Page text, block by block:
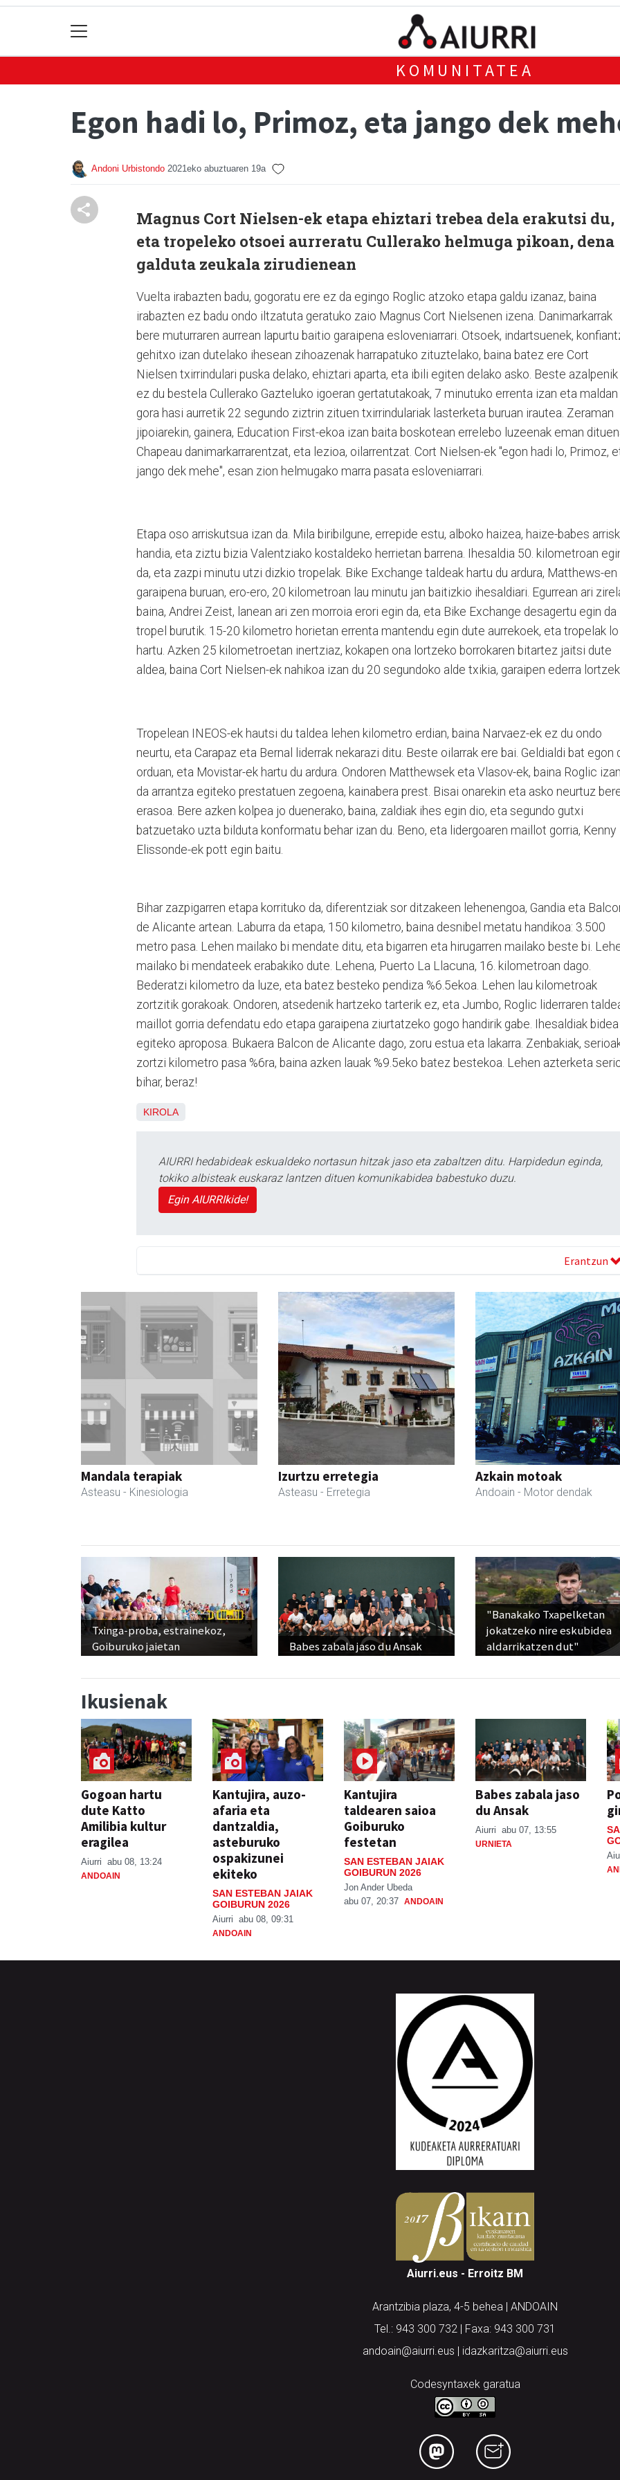
KOMUNITATEA
Egon hadi lo, Primoz, eta jango dek
Andoni Urbistondo 2021eko abuztuaren 19a
Magnus Cort Nielsen-ek etapa ehiztari trebea dela erakutsi du,
eta tropeleko otsoei aurreratu Cullerako helmuga pikoan, dena
galduta zeukala zirudienean
Vuelta irabazten badu, gogoratu ere ez da egingo Roglic atzoko etapa galdu izanaz, baina
irabazten ez badu ondo iltzatuta geratuko zaio Magnus Cort Nielsenen izena. Danimarkarrak
bere muturraren aurrean lapurtu baitio garaipena esloveniarrari. Otsoek, indartsuenek,
gehitxo izan dutelako ihesean zihoazenak harrapatuko zituztelako, baina batez ere Cort
Nielsen txirrindulari puska delako, ehiztari aparta, eta ibili egiten delako asko. Beste azalpenik
ez du bestela Cullerako Gazteluko igoeran gertatutakoak, 7 minutuko errenta izan eta maldan
gora hasi aurretik 22 segundo ziztrin zituen txirrindulariak lasterketa buruan irautea. Zeraman
jipoiarekin, gainera, Education First-ekoa izan baita boskotean errelebo luzeenak eman
Chapeau danimarkarrarentzat, eta lezioa, oilarrentzat. Cort Nielsen-ek "egon hadi lo, Primoz,
jango dek mehe", esan zion helmugako marra pasata esloveniarrari.
Etapa oso arriskutsua izan da. Mila biribilgune, errepide estu, alboko haizea, haize-babes
handia, eta ziztu bizia Valentziako kostaldeko herrietan barrena. Ihesaldia 50. kilometroan
da, eta zazpi minutu utzi dizkio tropelak. Bike Exchange taldeak hartu du ardura, Matthews-en
garaipena buruan, ero-ero, 20 kilometroan lau minutu jan baitizkio ihesaldiari. Egurrean ari
baina, Andrei Zeist, lanean ari zen morroia erori egin da, eta Bike Exchange desagertu egin da
tropel burutik. 15-20 kilometro horietan errenta mantendu egin dute aurrekoek, eta tropelak lo
hartu. Azken 25 kilometroetan inertziaz, kokapen ona lortzeko borrokaren bitartez jaitsi dute
aldea, baina Cort Nielsen-ek nahikoa izan du 20 segundoko alde txikia, garaipen ederra
Tropelean INEOS-ek hautsi du taldea lehen kilometro erdian, baina Narvaez-ek ez du ondo
neurtu, eta Carapaz eta Bernal liderrak nekarazi ditu. Beste oilarrak ere bai. Geldialdi bat egon
orduan, eta Movistar-ek hartu du ardura. Ondoren Matthewsek eta Vlasov-ek, baina Roglic izan
da arrantza egiteko prestatuen zegoena, kainabera prest. Bisai onarekin eta asko neurtuz
erasoa. Bere azken kolpea jo duenerako, baina, zaldiak ihes egin dio, eta segundo gutxi
batzuetako uzta bilduta konformatu behar izan du. Beno, eta lidergoaren maillot gorria, Kenny
Elissonde-ek pott egin baitu.
Bihar zazpigarren etapa korrituko da, diferentziak sor ditzakeen lehenengoa, Gandia eta
de Alicante artean. Laburra da etapa, 150 kilometro, baina desnibel metatu handikoa: 3.500
metro pasa. Lehen mailako bi mendate ditu, eta bigarren eta hirugarren mailako beste bi.
mailako bi mendateek erabakiko dute. Lehena, Puerto La Llacuna, 16. kilometroan dago.
Bederatzi kilometro da luze, eta batez besteko pendiza %6.5ekoa. Lehen lau kilometroak
zortzitik gorakoak. Ondoren, atsedenik hartzeko tarterik ez, eta Jumbo, Roglic liderraren
maillot gorria defendatu edo etapa garaipena ziurtatzeko gogo handirik gabe. Ihesaldiak bidea
egiteko aproposa. Bukaera Balcon de Alicante dago, zoru estua eta lakarra. Zenbakiak,
zortzi kilometro pasa %6ra, baina azken lauak %9.5eko batez bestekoa. Lehen azterketa
bihar, beraz!
KIROLA
AIURRI hedabideak eskualdeko nortasun hitzak jaso eta zabaltzen ditu. Harpidedun eginda,
tokiko albisteak euskaraz lantzen dituen komunikabidea babestuko duzu.
Egin AIURRIkide!
Erantzun
Mandala terapiak
Asteasu - Kinesiologia
Izurtzu erretegia
Asteasu - Erretegia
Azkain motoak
Andoain - Motor dendak
Txinga-proba, estrainekoz,
Goiburuko jaietan
Babes zabala jaso du Ansak
"Banakako Txapelketan
jokatzeko nire eskubidea
aldarrikatzen dut"
Ikusienak
Gogoan hartu
dute Katto
Amilibia kultur
eragilea
Aiurri abu 08, 13:24
ANDOAIN
Kantujira, auzo-
afaria eta
dantzaldia,
asteburuko
ospakizunei
ekiteko
SAN ESTEBAN JAIAK
GOIBURUN 2026
Aiurri abu 08, 09:31
ANDOAIN
Kantujira
taldearen saioa
Goiburuko
festetan
SAN ESTEBAN JAIAK
GOIBURUN 2026
Jon Ander Ubeda
abu 07, 20:37 ANDOAIN
Babes zabala jaso
du Ansak
Aiurri abu 07, 13:55
URNIETA
Aiurri.eus - Erroitz BM
Arantzibia plaza, 4-5 behea | ANDOAIN
Tel.: 943 300 732 | Faxa: 943 300 731
andoain@aiurri.eus | idazkaritza@aiurri.eus
Codesyntaxek garatua